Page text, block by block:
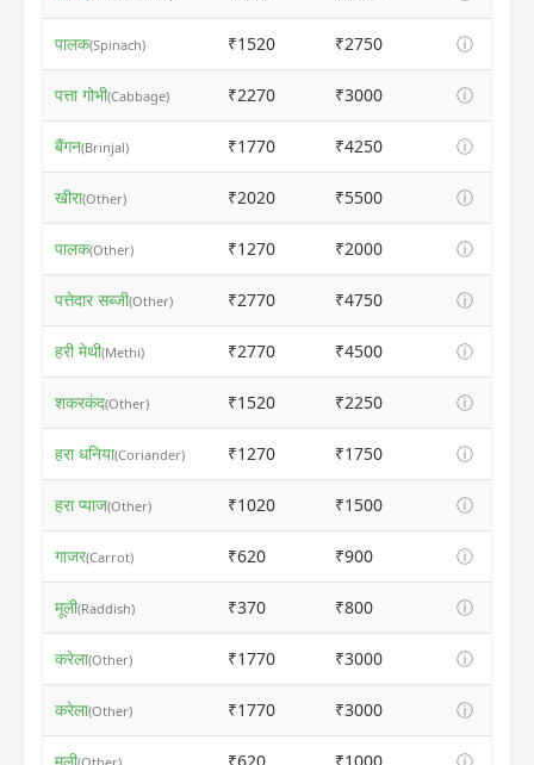
पालक(Spinach) ₹1520 ₹2750 ⓘ
पत्ता गोभी(Cabbage) ₹2270 ₹3000 ⓘ
बैंगन(Brinjal) ₹1770 ₹4250 ⓘ
खीरा(Other) ₹2020 ₹5500 ⓘ
पालक(Other) ₹1270 ₹2000 ⓘ
पत्तेदार सब्जी(Other) ₹2770 ₹4750 ⓘ
हरी मेथी(Methi) ₹2770 ₹4500 ⓘ
शकरकंद(Other) ₹1520 ₹2250 ⓘ
हरा धनिया(Coriander) ₹1270 ₹1750 ⓘ
हरा प्याज(Other) ₹1020 ₹1500 ⓘ
गाजर(Carrot) ₹620 ₹900 ⓘ
मूली(Raddish) ₹370 ₹800 ⓘ
करेला(Other) ₹1770 ₹3000 ⓘ
करेला(Other) ₹1770 ₹3000 ⓘ